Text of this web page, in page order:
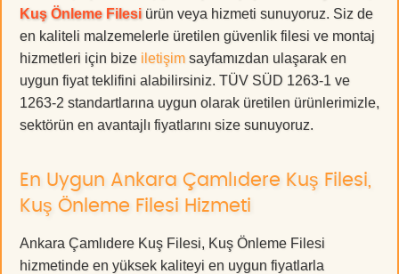
Kuş Önleme Filesi ürün veya hizmeti sunuyoruz. Siz de
en kaliteli malzemelerle üretilen güvenlik filesi ve montaj
hizmetleri için bize iletişim sayfamızdan ulaşarak en
uygun fiyat teklifini alabilirsiniz. TÜV SÜD 1263-1 ve
1263-2 standartlarına uygun olarak üretilen ürünlerimizle,
sektörün en avantajlı fiyatlarını size sunuyoruz.
En Uygun Ankara Çamlıdere Kuş Filesi,
Kuş Önleme Filesi Hizmeti
Ankara Çamlıdere Kuş Filesi, Kuş Önleme Filesi
hizmetinde en yüksek kaliteyi en uygun fiyatlarla